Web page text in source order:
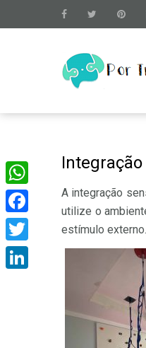
Integração
A integração
utilize o
estímulo externo.
WhatsApp
Facebook
Twitter